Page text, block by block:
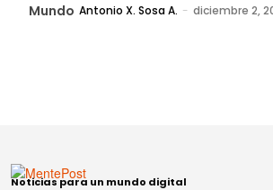
Mundo Antonio X. Sosa A. - diciembre 2,
Noticias para un mundo digital